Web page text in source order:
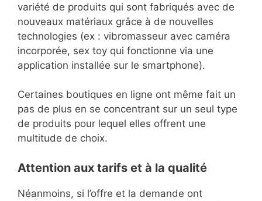
variété de produits qui sont fabriqués avec de
nouveaux matériaux grâce à de nouvelles
technologies (ex : vibromasseur avec caméra
incorporée, sex toy qui fonctionne via une
application installée sur le smartphone).
Certaines boutiques en ligne ont même fait un
pas de plus en se concentrant sur un seul type
de produits pour lequel elles offrent une
multitude de choix.
Attention aux tarifs et à la qualité
Néanmoins, si l’offre et la demande ont